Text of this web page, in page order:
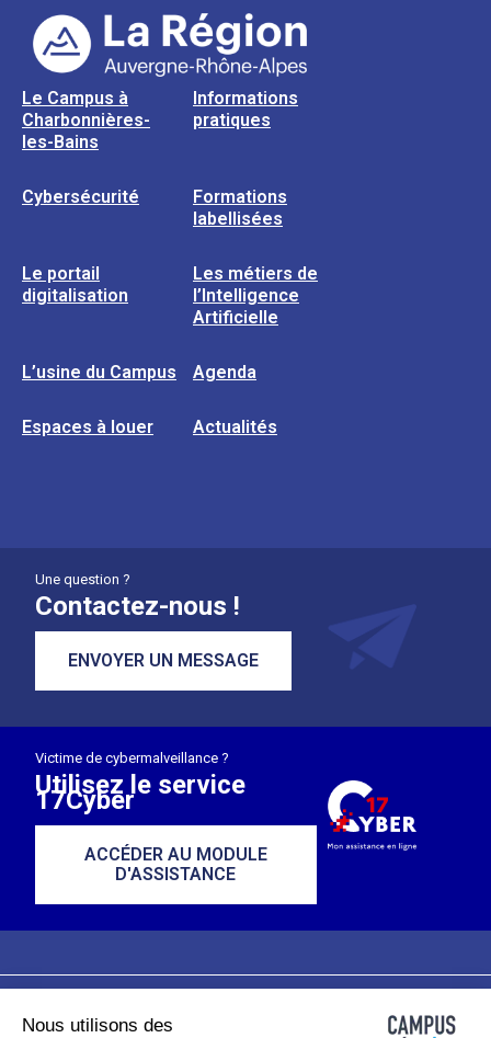
Le Campus à
Charbonnières-
les-Bains
Informations
pratiques
Cybersécurité
Formations
labellisées
Le portail
digitalisation
Les métiers de
l’Intelligence
Artificielle
L’usine du Campus Agenda
Espaces à louer Actualités
Une question ?
Contactez-nous !
ENVOYER UN MESSAGE
Victime de cybermalveillance ?
Utilisez le service
17Cyber
ACCÉDER AU MODULE
D'ASSISTANCE
Nous utilisons des